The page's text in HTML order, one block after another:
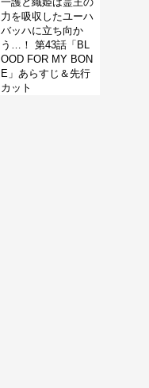
力を吸収したユーハ
バッハに立ち向か
う…！ 第43話「BL
OOD FOR MY BON
E」あらすじ＆先行
カット